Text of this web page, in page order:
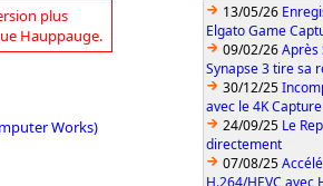
plus
Hauppauge.
Works)
13/05/26
Elgato Game
09/02/26Après
Synapse 3 tire sa
30/12/25
avec le 4K
24/09/25 Le
directement
07/08/25
H.264/HEVC avec